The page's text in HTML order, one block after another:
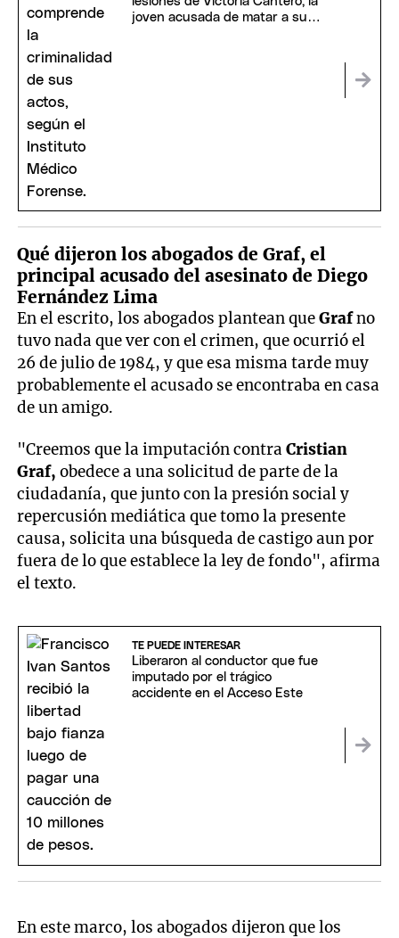
joven acusada de matar a su
Qué dijeron los abogados de Graf, el
principal acusado del asesinato de Diego
Fernández Lima
En el escrito, los abogados plantean queGrafno
tuvo nada que ver con el crimen, que ocurrió el
26 de julio de 1984, y que esa misma tarde muy
probablemente el acusado se encontraba en casa
de un amigo.
"Creemos que la imputación contraCristian
Graf, obedece a una solicitud de parte de la
ciudadanía, que junto con la presión social y
repercusión mediática que tomo la presente
causa, solicita una búsqueda de castigo aun por
fuera de lo que establece la ley de fondo", afirma
el texto.
TE PUEDE INTERESAR
Liberaron al conductor que fue
imputado por el trágico
accidente en el Acceso Este
En este marco, los abogados dijeron que los